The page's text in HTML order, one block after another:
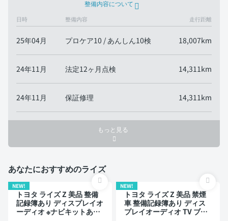
整備内容について
日時 整備内容 走行距離
25年04月 プロケア10 / あんしん10検 18,007km
24年11月 法定12ヶ月点検 14,311km
24年11月 保証修理 14,311km
もっと見る
あなたにおすすめのライズ
NEW!
トヨタ ライズ Z 美品 整備
記録簿あり ディスプレイオ
ーディオ ※ナビキットあり
NEW!
トヨタ ライズ Z 美品 禁煙
車 整備記録簿あり ディス
プレイオーディオ TV ブラ